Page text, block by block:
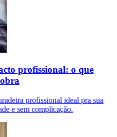
profissional: o que
profissional ideal pra sua
e sem complicação.